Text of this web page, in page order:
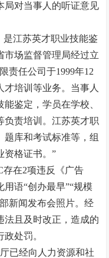
局对当事人的听证意见
是江苏英才职业技能鉴
市场监督管理局经过立
责任公司于1999年12
才培训等业务。当事人
鉴定，学员在学校、
负责培训。江苏英才职
题库和考试标准等，组
资格证书。”
存在2项违反《广告
语“创办最早”“规模
新闻发布会照片。经
法且及时改正，造成的
处罚。
已经向人力资源和社